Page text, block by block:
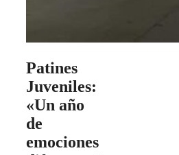
Patines
Juveniles:
«Un año
de
emociones